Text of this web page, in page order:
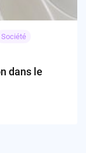
Société
dans le